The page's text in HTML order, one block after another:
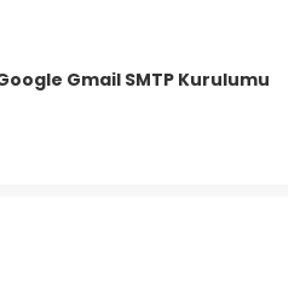
Gmail SMTP Kurulumu